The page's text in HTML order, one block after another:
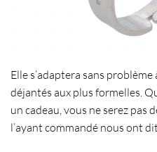
Elle s’adaptera sans
déjantés aux plus formelles.
un cadeau, vous ne serez pas
l’ayant commandé nous ont